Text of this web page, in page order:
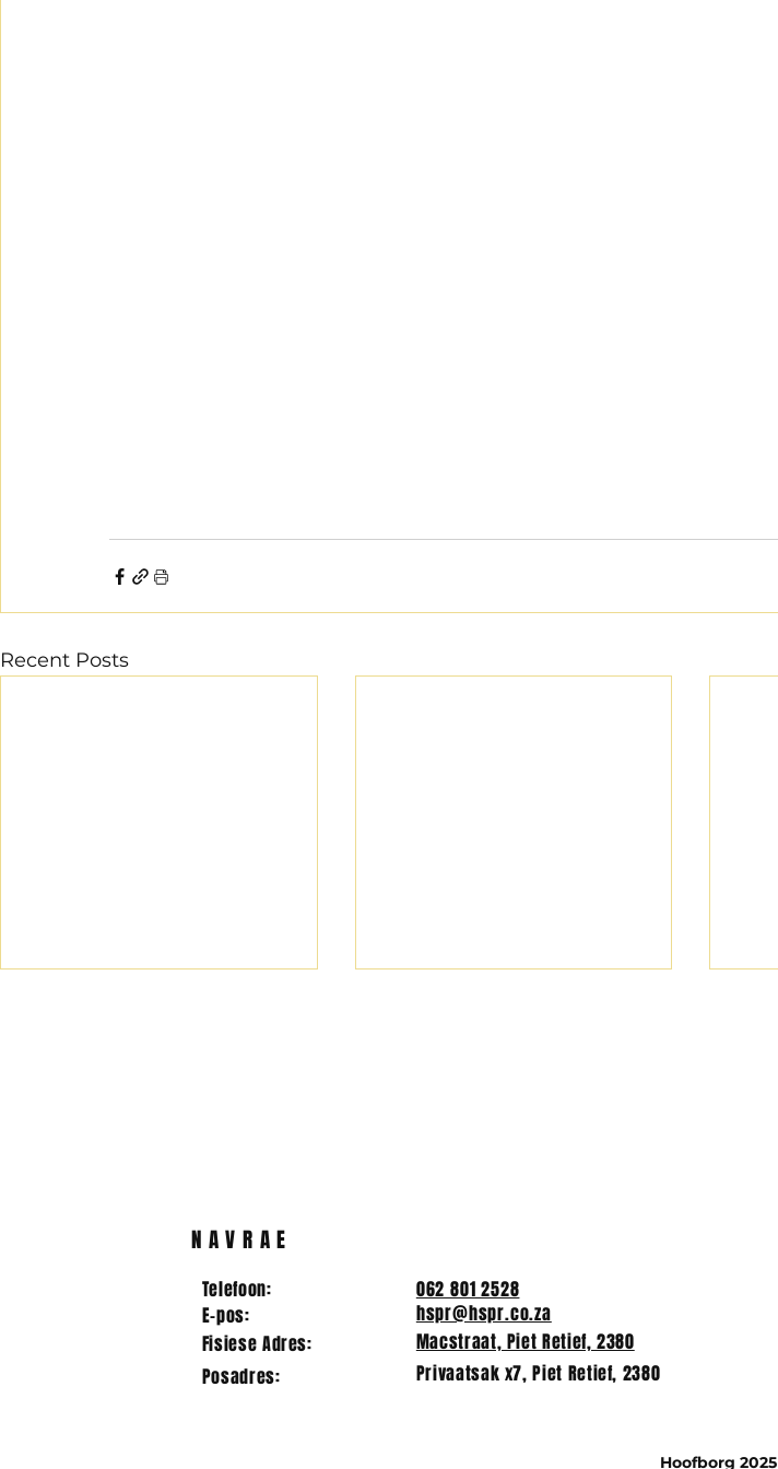
Recent Posts
Telefoon:
E-pos:
Fisiese Adres:
Posadres:
062 801 2528
hspr@hspr.co.za
Macstraat, Piet Retief, 2380
Privaatsak x7, Piet Retief, 2380
NAVRAE
Hoofborg 2025